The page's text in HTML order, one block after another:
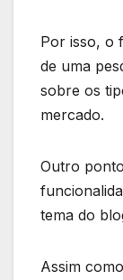
Por isso, o
de uma
sobre os
mercado.
Outro
tema do
Assim